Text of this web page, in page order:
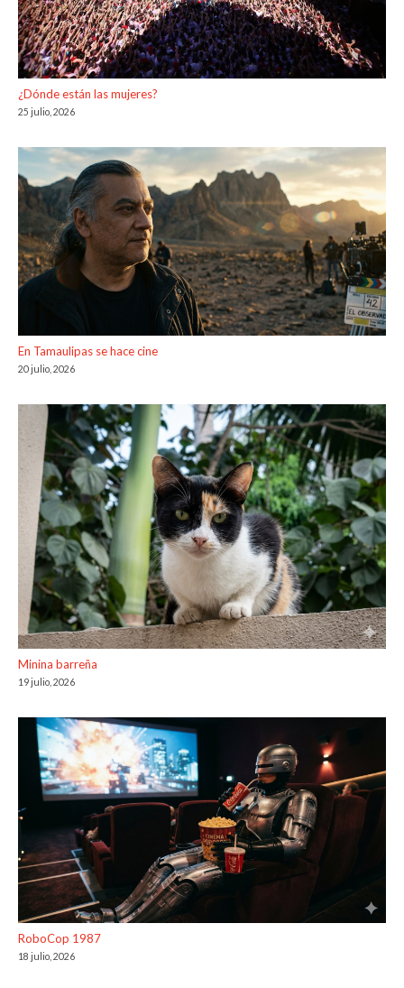
¿Dónde están las mujeres?
25 julio, 2026
En Tamaulipas se hace cine
20 julio, 2026
Minina barreña
19 julio, 2026
RoboCop 1987
18 julio, 2026